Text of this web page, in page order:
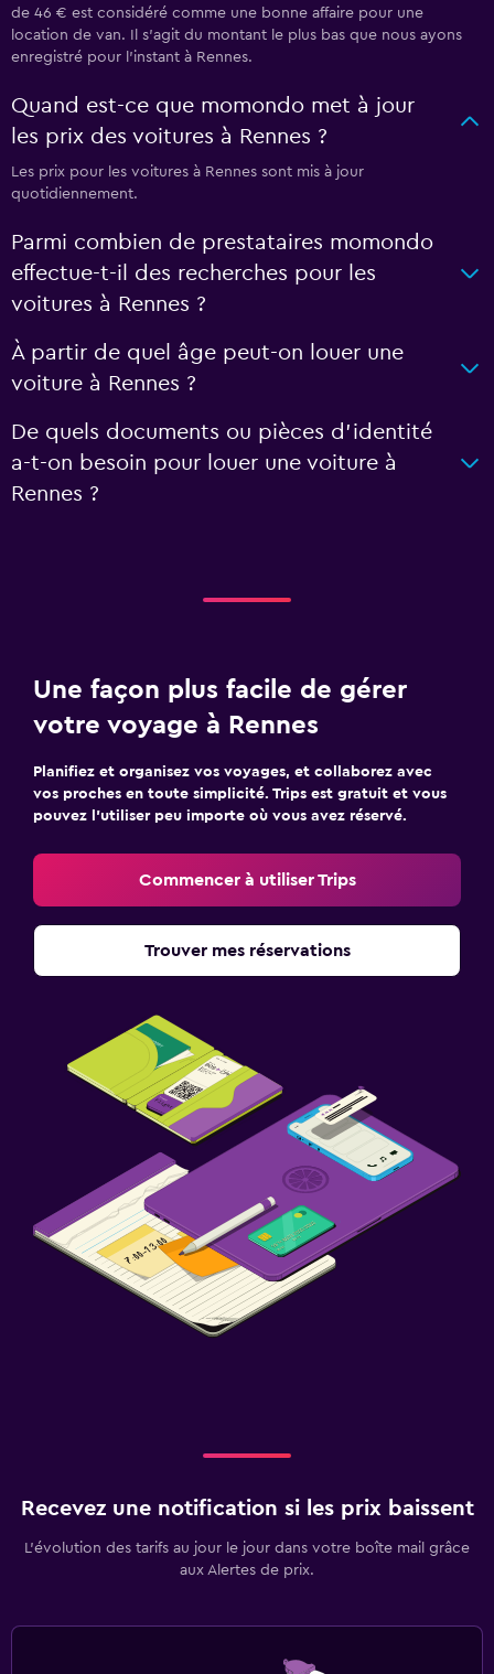
de 46 € est considéré comme une bonne affaire pour une
location de van. Il s’agit du montant le plus bas que nous ayons
enregistré pour l’instant à Rennes.
Quand est-ce que momondo met à jour
les prix des voitures à Rennes ?
Les prix pour les voitures à Rennes sont mis à jour
quotidiennement.
Parmi combien de prestataires momondo
effectue-t-il des recherches pour les
voitures à Rennes ?
À partir de quel âge peut-on louer une
voiture à Rennes ?
De quels documents ou pièces d'identité
a-t-on besoin pour louer une voiture à
Rennes ?
Une façon plus facile de gérer
votre voyage à Rennes
Planifiez et organisez vos voyages, et collaborez avec
vos proches en toute simplicité. Trips est gratuit et vous
pouvez l’utiliser peu importe où vous avez réservé.
Commencer à utiliser Trips
Trouver mes réservations
Recevez une notification si les prix baissent
L’évolution des tarifs au jour le jour dans votre boîte mail grâce
aux Alertes de prix.